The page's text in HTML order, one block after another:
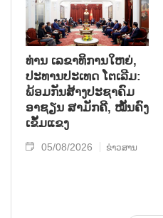
ທ່ານ ເລຂາທິການໃຫຍ່,
ປະທານປະເທດ ໂຕເລີມ:
ພ້ອມກັນສ້າງປະຊາຄົມ
ອາຊຽນ ສາມັກຄີ, ໝັ້ນຄົງ
ເຂັ້ມແຂງ
05/08/2026 ຂ່າວສານ